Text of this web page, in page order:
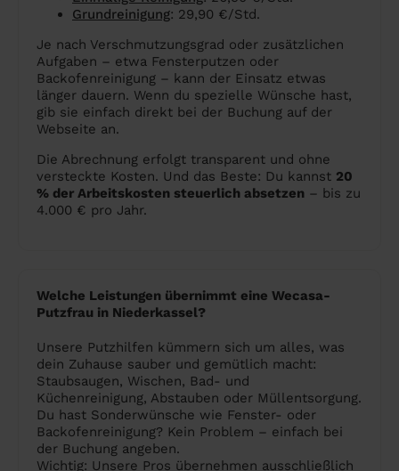
Grundreinigung: 29,90 €/Std.
Je nach Verschmutzungsgrad oder zusätzlichen
Aufgaben – etwa Fensterputzen oder
Backofenreinigung – kann der Einsatz etwas
länger dauern. Wenn du spezielle Wünsche hast,
gib sie einfach direkt bei der Buchung auf der
Webseite an.
Die Abrechnung erfolgt transparent und ohne
versteckte Kosten. Und das Beste: Du kannst 20
% der Arbeitskosten steuerlich absetzen – bis zu
4.000 € pro Jahr.
Welche Leistungen übernimmt eine Wecasa-
Putzfrau in Niederkassel?
Unsere Putzhilfen kümmern sich um alles, was
dein Zuhause sauber und gemütlich macht:
Staubsaugen, Wischen, Bad- und
Küchenreinigung, Abstauben oder Müllentsorgung.
Du hast Sonderwünsche wie Fenster- oder
Backofenreinigung? Kein Problem – einfach bei
der Buchung angeben.
Wichtig: Unsere Pros übernehmen ausschließlich